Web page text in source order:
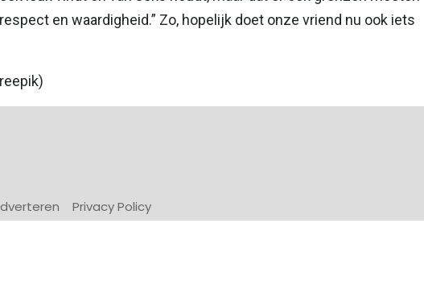
en waardigheid.” Zo, hopelijk doet onze vriend nu ook iets
Privacy Policy